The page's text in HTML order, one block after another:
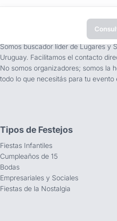
Somos buscador líder de Lugares y
Uruguay. Facilitamos el contacto
No somos organizadores; somos la
todo lo que necesitás para tu evento
Tipos de Festejos
Fiestas Infantiles
Cumpleaños de 15
Bodas
Empresariales y Sociales
Fiestas de la Nostalgia